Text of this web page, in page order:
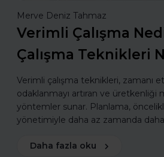
Merve Deniz Tahmaz
Verimli Çalışma
Çalışma Teknikleri
Verimli çalışma teknikleri, zamanı
odaklanmayı artıran ve üretkenliği
yöntemler sunar. Planlama,
yönetimiyle daha az zamanda daha
Daha fazla oku